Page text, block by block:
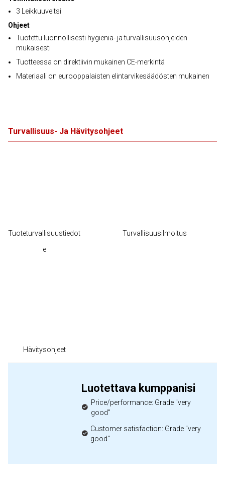
3 Leikkuuveitsi
Ohjeet
Tuotettu luonnollisesti hygienia- ja turvallisuusohjeiden
mukaisesti
Tuotteessa on direktiivin mukainen CE-merkintä
Materiaali on eurooppalaisten elintarvikesäädösten mukainen
Turvallisuus- Ja Hävitysohjeet
Tuoteturvallisuustiedot
e
Turvallisuusilmoitus
Hävitysohjeet
Luotettava kumppanisi
Price/performance: Grade "very
good"
Customer satisfaction: Grade "very
good"